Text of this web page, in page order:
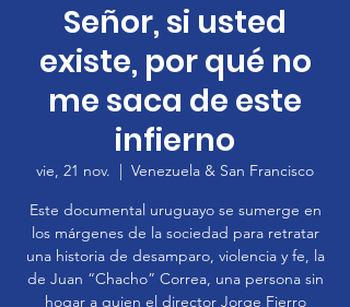
Señor, si usted
existe, por qué no
me saca de este
infierno
vie, 21 nov.
  |
Venezuela & San Francisco
Este documental uruguayo se sumerge en
los márgenes de la sociedad para retratar
una historia de desamparo, violencia y fe, la
de Juan “Chacho” Correa, una persona sin
hogar a quien el director Jorge Fierro